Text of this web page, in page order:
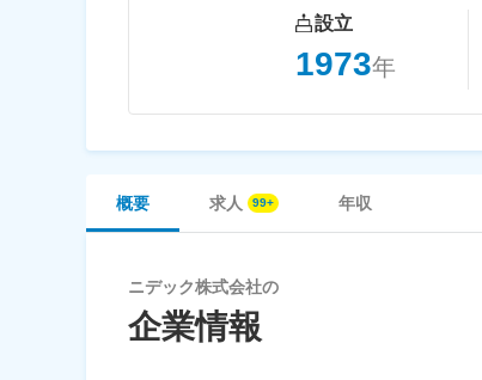
設立
1973年
概要 求人 年収
ニデック株式会社の
企業情報